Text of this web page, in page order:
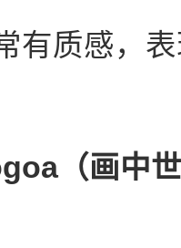
有质感，
（画中